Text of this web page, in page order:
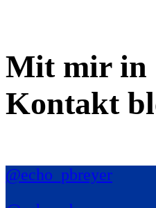
Mit mir in
Kontakt
@echo_pbreyer